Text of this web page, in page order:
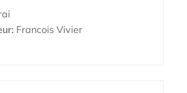
Francois Vivier